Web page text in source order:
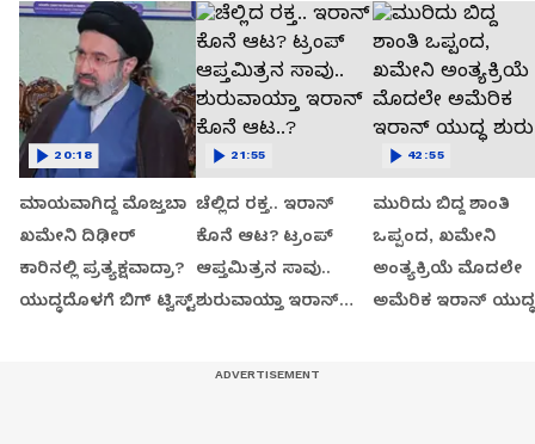
ಮಾಯವಾಗಿದ್ದ ಮೊಜ್ತಬಾ
ಖಮೇನಿ ದಿಢೀರ್
ಕಾರಿನಲ್ಲಿ ಪ್ರತ್ಯಕ್ಷವಾದ್ರಾ?
ಯುದ್ಧದೊಳಗೆ ಬಿಗ್ ಟ್ವಿಸ್ಟ್
20:18
ಚೆಲ್ಲಿದ ರಕ್ತ.. ಇರಾನ್
ಕೊನೆ ಆಟ? ಟ್ರಂಪ್
ಆಪ್ತಮಿತ್ರನ ಸಾವು..
ಶುರುವಾಯ್ತಾ ಇರಾನ್
21:55
ಮುರಿದು ಬಿದ್ದ ಶಾಂತಿ
ಒಪ್ಪಂದ, ಖಮೇನಿ
ಅಂತ್ಯಕ್ರಿಯೆ ಮೊದಲೇ
ಅಮೆರಿಕ ಇರಾನ್ ಯುದ್ಧ
42:55